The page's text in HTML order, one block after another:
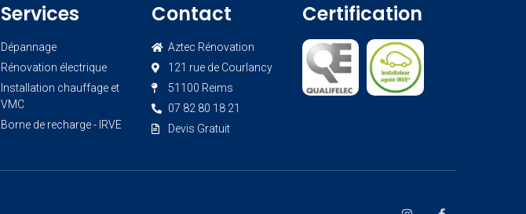
Services
Dépannage
Rénovation électrique
Installation chauffage et
VMC
Borne de recharge - IRVE
Contact
Aztec Rénovation
121 rue de Courlancy
51100 Reims
07 82 80 18 21
Devis Gratuit
Certification